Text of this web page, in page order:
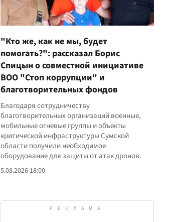
"Кто же, как не мы, будет
помогать?": рассказал Борис
Спицын о совместной инициативе
ВОО "Стоп коррупции" и
благотворительных фондов
Благодаря сотрудничеству
благотворительных организаций военные,
мобильные огневые группы и объекты
критической инфраструктуры Сумской
области получили необходимое
оборудование для защиты от атак дронов.
5.08.2026 18:00